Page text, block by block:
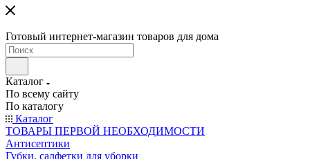
Готовый интернет-магазин товаров для дома
Каталог
По всему сайту
По каталогу
Каталог
ТОВАРЫ ПЕРВОЙ НЕОБХОДИМОСТИ
Антисептики
Губки, салфетки для уборки